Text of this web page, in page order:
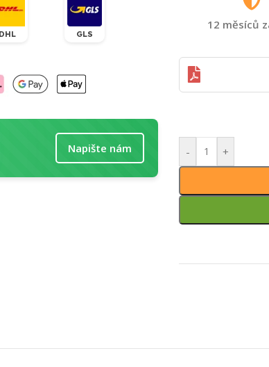
DHL GLS
Napište nám
12 měsíců
- +